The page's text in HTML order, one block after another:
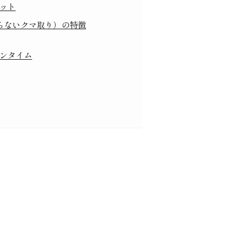
ト
ないクマ取り）の特徴
タイム